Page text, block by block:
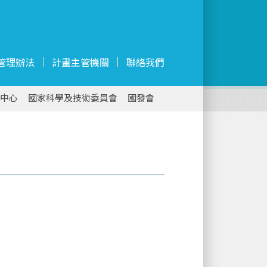
理辦法 計畫主管機關 聯絡我們
心 國家科學及技術委員會 國發會